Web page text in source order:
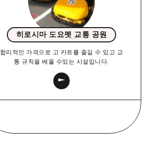
히로시마 도요펫 교통 공원
합리적인 가격으로 고 카트를 즐길 수 있고 교
통 규칙을 배울 수있는 시설입니다.